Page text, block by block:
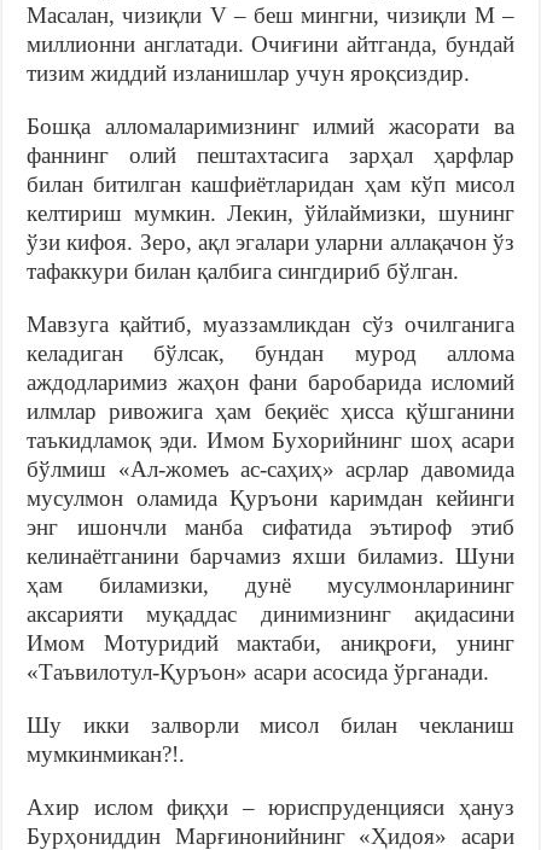
Масалан, чизиқли V – беш мингни, чизиқли M –
миллионни англатади. Очиғини айтганда, бундай
тизим жиддий изланишлар учун яроқсиздир.
Бошқа алломаларимизнинг илмий жасорати ва
фаннинг олий пештахтасига зарҳал ҳарфлар
билан битилган кашфиётларидан ҳам кўп мисол
келтириш мумкин. Лекин, ўйлаймизки, шунинг
ўзи кифоя. Зеро, ақл эгалари уларни аллақачон ўз
тафаккури билан қалбига сингдириб бўлган.
Мавзуга қайтиб, муаззамликдан сўз очилганига
келадиган бўлсак, бундан мурод аллома
аждодларимиз жаҳон фани баробарида исломий
илмлар ривожига ҳам беқиёс ҳисса қўшганини
таъкидламоқ эди. Имом Бухорийнинг шоҳ асари
бўлмиш «Ал-жомеъ ас-саҳиҳ» асрлар давомида
мусулмон оламида Қуръони каримдан кейинги
энг ишончли манба сифатида эътироф этиб
келинаётганини барчамиз яхши биламиз. Шуни
ҳам биламизки, дунё мусулмонларининг
аксарияти муқаддас динимизнинг ақидасини
Имом Мотуридий мактаби, аниқроғи, унинг
«Таъвилотул-Қуръон» асари асосида ўрганади.
Шу икки залворли мисол билан чекланиш
мумкинмикан?!.
Ахир ислом фиқҳи – юриспруденцияси ҳануз
Бурҳониддин Марғинонийнинг «Ҳидоя» асари